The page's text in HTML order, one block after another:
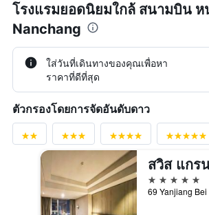
โรงแรมยอดนิยมใกล้ สนามบิน ห
Nanchang
ใส่วันที่เดินทางของคุณเพื่อหา
ราคาที่ดีที่สุด
ตัวกรองโดยการจัดอันดับดาว
5 ดาว